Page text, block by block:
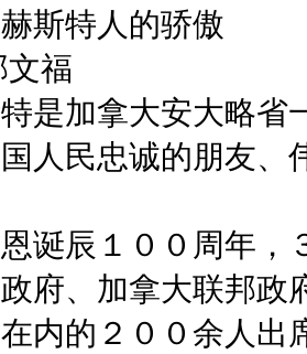
特人的骄傲
文福
是加拿大安大略省
人民忠诚的朋友、
诞辰１００周年，
府、加拿大联邦政
内的２００余人出